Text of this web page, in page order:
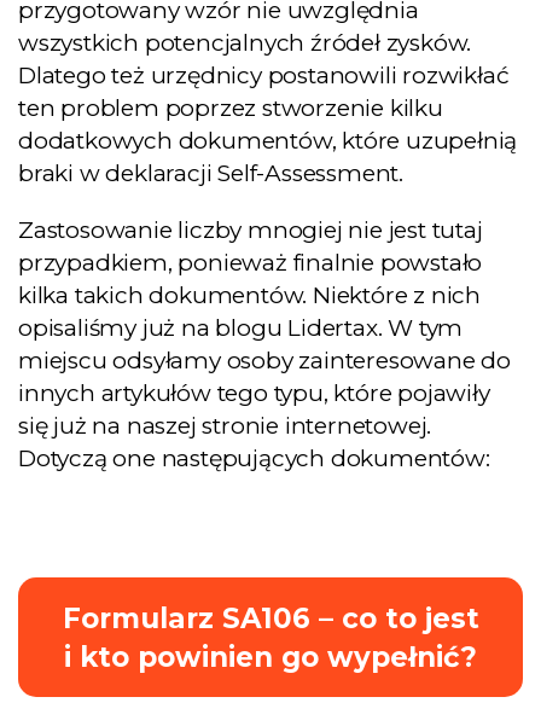
przygotowany wzór nie uwzględnia
wszystkich potencjalnych źródeł zysków.
Dlatego też urzędnicy postanowili rozwikłać
ten problem poprzez stworzenie kilku
dodatkowych dokumentów, które uzupełnią
braki w deklaracji Self-Assessment.
Zastosowanie liczby mnogiej nie jest tutaj
przypadkiem, ponieważ finalnie powstało
kilka takich dokumentów. Niektóre z nich
opisaliśmy już na blogu Lidertax. W tym
miejscu odsyłamy osoby zainteresowane do
innych artykułów tego typu, które pojawiły
się już na naszej stronie internetowej.
Dotyczą one następujących dokumentów:
Formularz SA106 – co to jest
i kto powinien go wypełnić?